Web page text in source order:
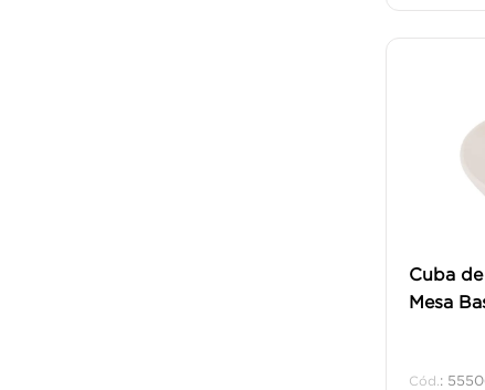
Cuba
Mesa
: